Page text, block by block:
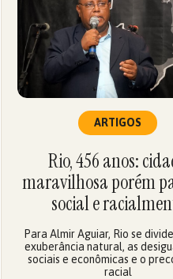
ARTIGOS
Rio, 456 anos:
maravilhosa porém
social e
Para Almir Aguiar, Rio se
exuberância natural, as
sociais e econômicas e o
racial